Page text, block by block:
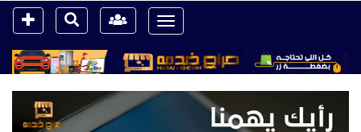
Toggle
navigation